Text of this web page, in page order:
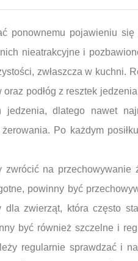
ponownemu pojawieniu
nieatrakcyjne i
zwłaszcza w kuchni.
oraz podłóg z resztek
jedzenia, dlatego nawet
Po każdym
zwrócić na przechowywanie
powinny być
dla zwierząt, która często
być również szczelne i
regularnie sprawdzać i